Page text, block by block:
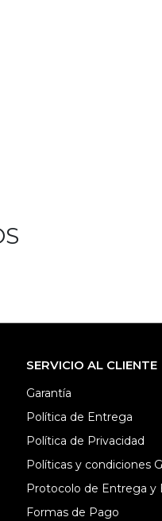
SERVICIO AL CLIENTE
Garantía
Política de Entrega
Política de Privacidad
Políticas y condiciones
Protocolo de Entrega y
Formas de Pago